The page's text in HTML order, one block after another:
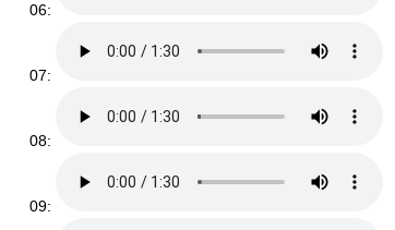
06:
07:
08:
09: